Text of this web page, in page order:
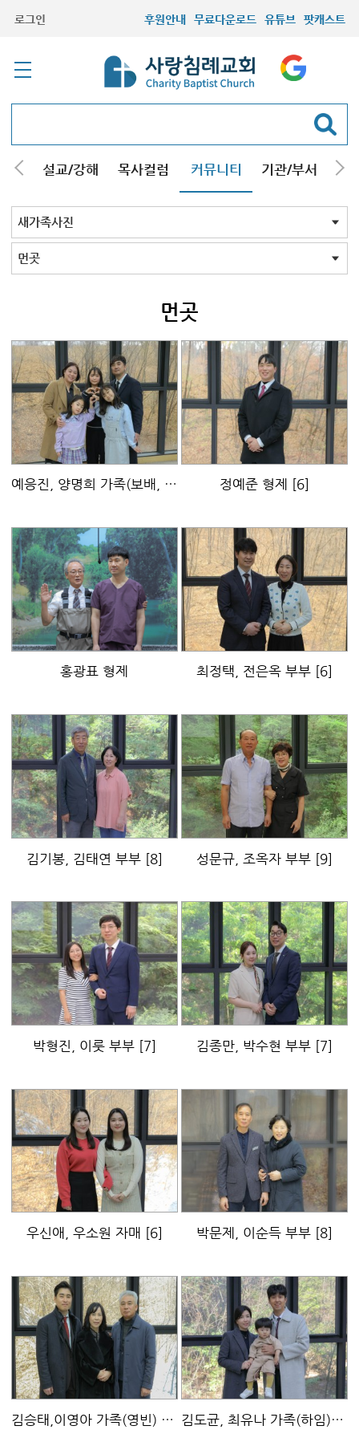
로그인 후원안내 무료다운로드 유튜브 팟캐스트
내 설교/강해 목사컬럼 커뮤니티 기관/부서 선
최근등록자료
자유게시판
교회소식
성도컬럼
새가족사진
새가족가이드
포토앨범
찬양쉼터
신앙도서
성경읽기퀴즈
기도부탁
새가족사진 전체
인천
김포/청라
구리남양주
부평부천
서울
시흥안산광명
용인분당
의왕수원
고양/파주
일산
먼곳
먼곳
예응진, 양명희 가족(보배, 지혜, 수아) [5]
정예준 형제 [6]
홍광표 형제 최정택, 전은옥 부부 [6]
김기봉, 김태연 부부 [8] 성문규, 조옥자 부부 [9]
박형진, 이룻 부부 [7] 김종만, 박수현 부부 [7]
우신애, 우소원 자매 [6] 박문제, 이순득 부부 [8]
김승태,이영아 가족(영빈)
[10] 김도균, 최유나 가족(하임)[6]